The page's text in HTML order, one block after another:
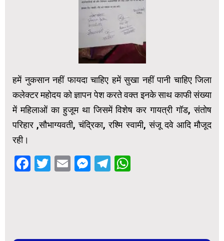
हमें नुकसान नहीं फायदा चाहिए हमें सुखा नहीं पानी चाहिए जिला
कलेक्टर महोदय को ज्ञापन पेश करते वक्त इनके साथ काफी संख्या
में महिलाओं का हुजूम था जिसमें विशेष कर गायत्री गॉड, संतोष
परिहार ,सौभाग्यवती, चंद्रिका, रश्मि स्वामी, संजू दवे आदि मौजूद
रही।
Facebook
Twitter
EmailMessenger
Telegram